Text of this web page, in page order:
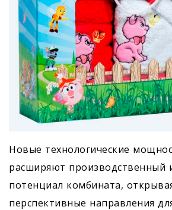
Новые технологические
расширяют производственный
потенциал комбината,
перспективные направления